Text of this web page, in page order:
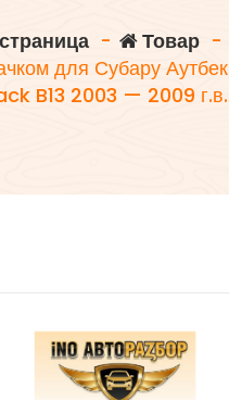
- Товар -
для Субару Аутбек
B13 2003 — 2009 г.в.